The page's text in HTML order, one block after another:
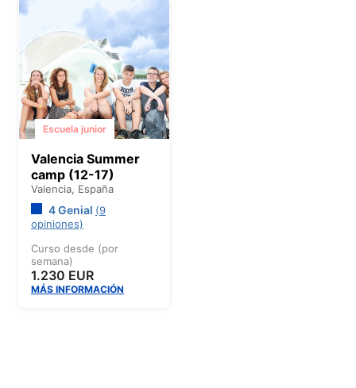
Escuela junior
Valencia Summer
camp (12-17)
Valencia, España
4 Genial (9
opiniones)
Curso desde (por
semana)
1.230 EUR
MÁS INFORMACIÓN